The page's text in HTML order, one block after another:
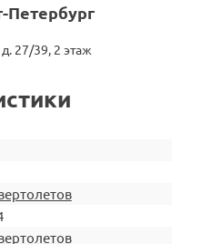
Петербург
27/39, 2 этаж